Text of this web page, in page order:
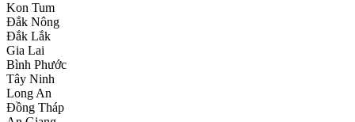
Kon Tum
Đắk Nông
Đắk Lắk
Gia Lai
Bình Phước
Tây Ninh
Long An
Đồng Tháp